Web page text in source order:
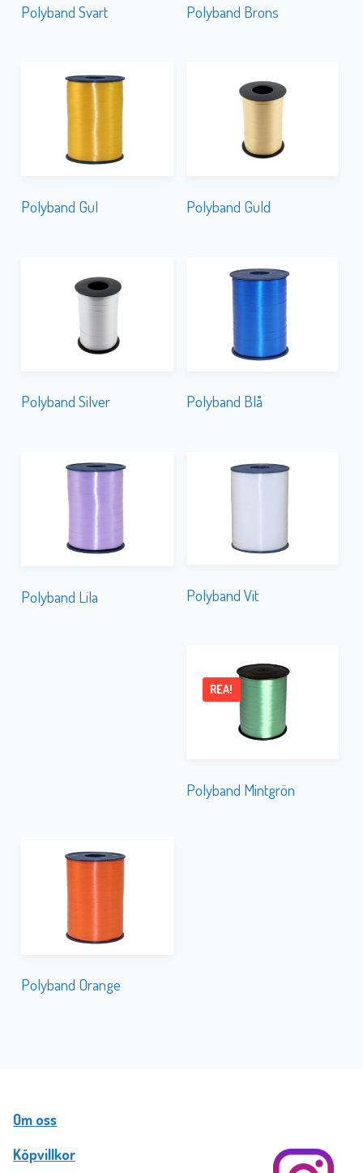
Polyband Svart Polyband Brons
Polyband Gul Polyband Guld
Polyband Silver Polyband Blå
Polyband Lila Polyband Vit
Polyband Mintgrön
REA!
Polyband Orange
Om oss
Köpvillkor